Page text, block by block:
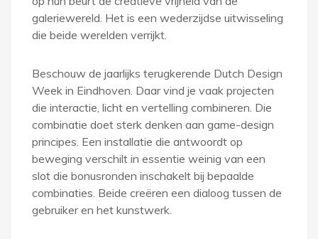
galeriewereld. Het is een wederzijdse uitwisseling
die beide werelden verrijkt.
Beschouw de jaarlijks terugkerende Dutch Design
Week in Eindhoven. Daar vind je vaak projecten
die interactie, licht en vertelling combineren. Die
combinatie doet sterk denken aan game-design
principes. Een installatie die antwoordt op
beweging verschilt in essentie weinig van een
slot die bonusronden inschakelt bij bepaalde
combinaties. Beide creëren een dialoog tussen de
gebruiker en het kunstwerk.